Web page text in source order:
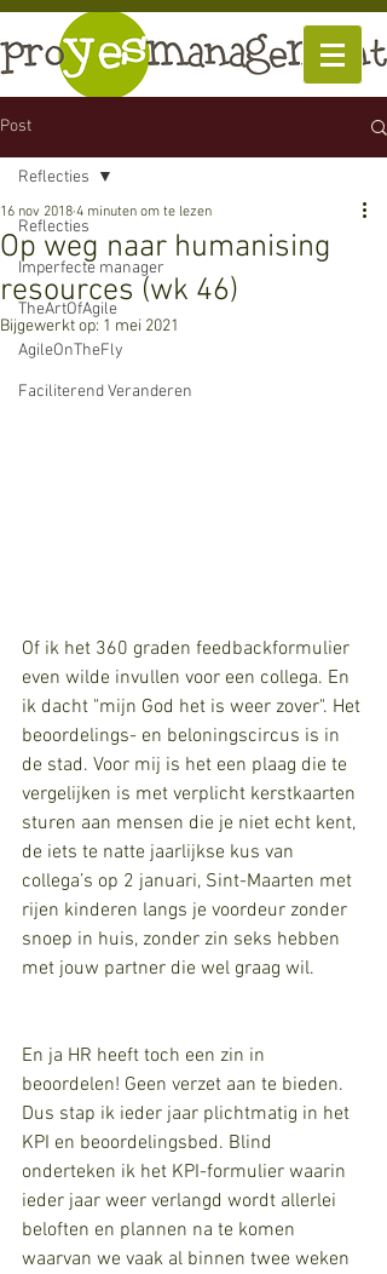
Post
Reflecties
Imperfecte manager
TheArtOfAgile
AgileOnTheFly
Faciliterend Veranderen
Reflecties
Op weg naar humanising
resources (wk 46)
16 nov 2018 4 minuten om te lezen
Bijgewerkt op: 1 mei 2021
Of ik het 360 graden feedbackformulier
even wilde invullen voor een collega. En
ik dacht "mijn God het is weer zover". Het
beoordelings- en beloningscircus is in
de stad. Voor mij is het een plaag die te
vergelijken is met verplicht kerstkaarten
sturen aan mensen die je niet echt kent,
de iets te natte jaarlijkse kus van
collega’s op 2 januari, Sint-Maarten met
rijen kinderen langs je voordeur zonder
snoep in huis, zonder zin seks hebben
met jouw partner die wel graag wil.
En ja HR heeft toch een zin in
beoordelen! Geen verzet aan te bieden.
Dus stap ik ieder jaar plichtmatig in het
KPI en beoordelingsbed. Blind
onderteken ik het KPI-formulier waarin
ieder jaar weer verlangd wordt allerlei
beloften en plannen na te komen
waarvan we vaak al binnen twee weken